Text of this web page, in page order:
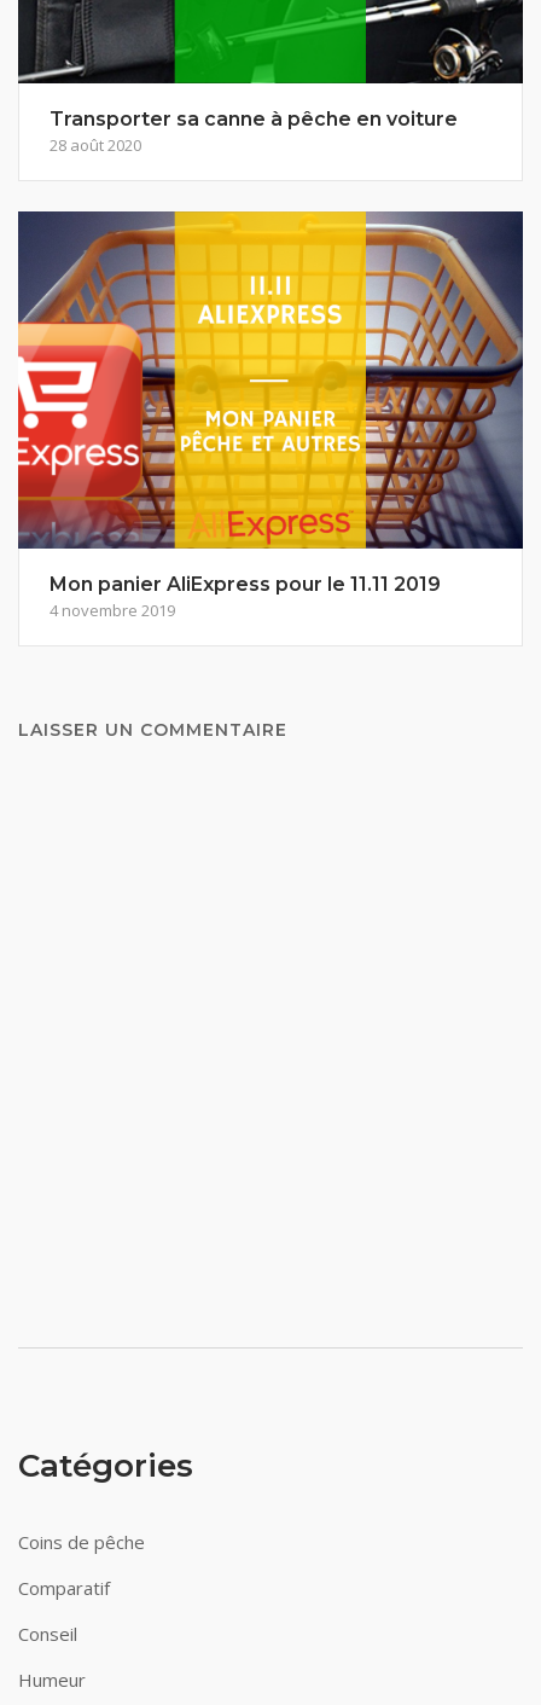
Transporter sa canne à pêche en voiture
28 août 2020
Mon panier AliExpress pour le 11.11 2019
4 novembre 2019
LAISSER UN COMMENTAIRE
Catégories
Coins de pêche
Comparatif
Conseil
Humeur